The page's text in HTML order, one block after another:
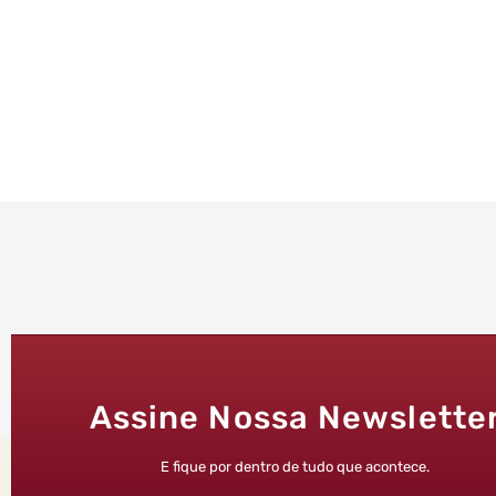
Assine Nossa
E fique por dentro de tudo que acontece.